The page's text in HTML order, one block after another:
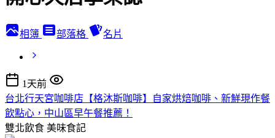
相簿 部落格 名片
1天前
台北行天宮咖啡店【格沐斯咖啡】自家烘焙咖啡、新鮮現作餐
飲點心，中山區早午餐推薦！
雙北飲食 美味食記